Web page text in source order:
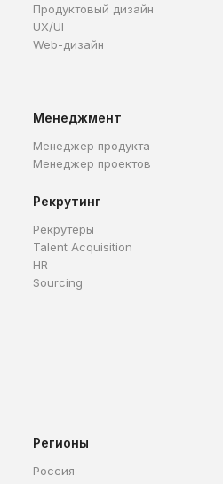
Продуктовый дизайн
UX/UI
Web-дизайн
Менеджмент
Менеджер продукта
Менеджер проектов
Рекрутинг
Рекрутеры
Talent Acquisition
HR
Sourcing
Регионы
Россия